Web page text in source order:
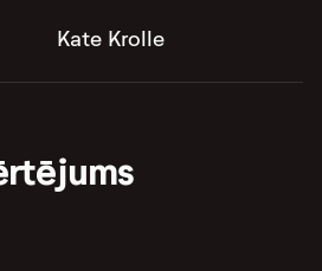
Kate Krolle